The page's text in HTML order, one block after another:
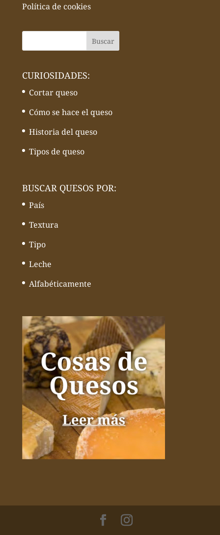
Política de cookies
CURIOSIDADES:
Cortar queso
Cómo se hace el queso
Historia del queso
Tipos de queso
BUSCAR QUESOS POR:
País
Textura
Tipo
Leche
Alfabéticamente